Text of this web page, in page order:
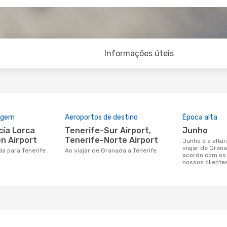
Informações úteis
Airport
para Tenerife
Aeroportos de destino
Tenerife-Sur Airport,
Tenerife-Norte Airport
Ao viajar de Granada a Tenerife
Época alta
junho
junho é a altura mais concorrida para
viajar de
acordo com
nossos